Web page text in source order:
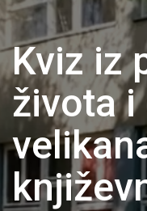
Kviz iz
života i